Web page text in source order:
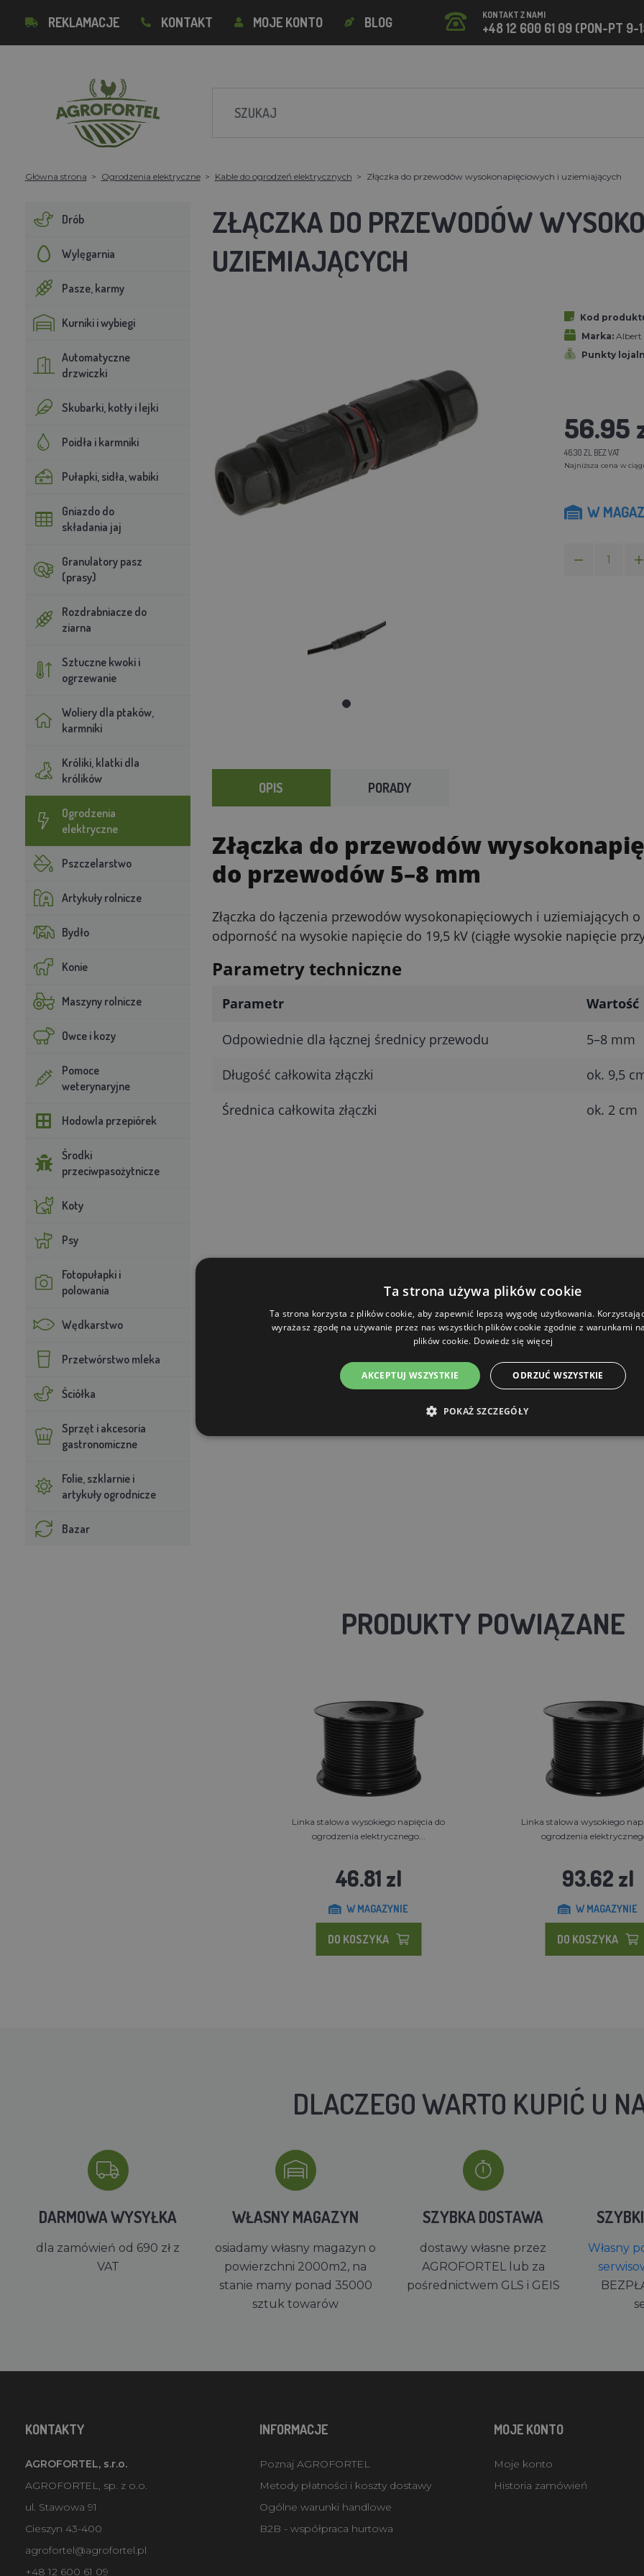
REKLAMACJE KONTAKT MOJE KONTO BLOG KONTAKT Z NAMI
+48 12 600 61 09 (PON-PT 9-
Główna strona Ogrodzenia elektryczne Kable do ogrodzeń elektrycznych Złączka do przewodów wysokonapięciowych i uziemiających
Drób
Wylęgarnia
Pasze, karmy
Kurniki i wybiegi
Automatyczne
drzwiczki
Skubarki, kotły i lejki
Poidła i karmniki
Pułapki, sidła, wabiki
Gniazdo do
składania jaj
Granulatory pasz
(prasy)
Rozdrabniacze do
ziarna
Sztuczne kwoki i
ogrzewanie
Woliery dla ptaków,
karmniki
Króliki, klatki dla
królików
Ogrodzenia
elektryczne
Pszczelarstwo
Artykuły rolnicze
Bydło
Konie
Maszyny rolnicze
Owce i kozy
Pomoce
weterynaryjne
Hodowla przepiórek
Środki
przeciwpasożytnicze
Koty
Psy
Fotopułapki i
polowania
Wędkarstwo
Przetwórstwo mleka
Ściółka
Sprzęt i akcesoria
gastronomiczne
Folie, szklarnie i
artykuły ogrodnicze
Bazar
ZŁĄCZKA DO PRZEWODÓW
UZIEMIAJĄCYCH
Kod
Marka: Albert
Punkty
56.95
46.30 ZL BEZ VAT
Najniższa cena w
W
OPIS PORADY
Złączka do przewodów
do przewodów 5–8 mm
Złączka do łączenia przewodów wysokonapięciowych i uziemiających
odporność na wysokie napięcie do 19,5 kV (ciągłe wysokie napięcie
Parametry techniczne
Parametr Wartość
Odpowiednie dla łącznej średnicy przewodu 5–8 mm
Długość całkowita złączki ok. 9,5
Średnica całkowita złączki ok. 2 cm
PRODUKTY POWIĄZANE
Linka stalowa wysokiego napięcia do
ogrodzenia elektrycznego...
46.81 zl
W MAGAZYNIE
DO KOSZYKA
Linka stalowa wysokiego
ogrodzenia
93.62 zl
W MAGAZYNIE
DO KOSZYKA
DLACZEGO WARTO KUPIĆ U
DARMOWA WYSYŁKA
dla zamówień od 690 zł z
VAT
WŁASNY MAGAZYN
osiadamy własny magazyn o
powierzchni 2000m2, na
stanie mamy ponad 35000
sztuk towarów
SZYBKA DOSTAWA
dostawy własne przez
AGROFORTEL lub za
pośrednictwem GLS i GEIS
Własny
KONTAKTY
AGROFORTEL, s.r.o.
AGROFORTEL, sp. z o.o.
ul. Stawowa 91
Cieszyn 43-400
agrofortel@agrofortel.pl
+48 12 600 61 09
INFORMACJE
Poznaj AGROFORTEL
Metody płatności i koszty dostawy
Ogólne warunki handlowe
B2B - współpraca hurtowa
MOJE KONTO
Moje konto
Historia zamówień
Ta strona używa plików cookie
Ta strona korzysta z plików cookie, aby zapewnić lepszą wygodę użytkowania.
wyrażasz zgodę na używanie przez nas wszystkich plików cookie zgodnie z warunkami
plików cookie. Dowiedz się więcej
AKCEPTUJ WSZYSTKIE ODRZUĆ WSZYSTKIE
POKAŻ SZCZEGÓŁY